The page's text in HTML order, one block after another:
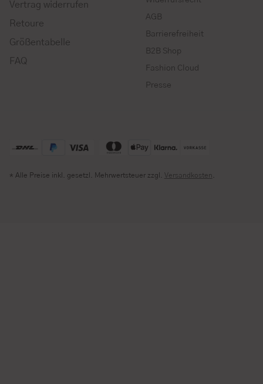
Vertrag widerrufen
Retoure
Größentabelle
FAQ
AGB
Barrierefreiheit
B2B Shop
Fashion Cloud
Presse
* Alle Preise inkl. gesetzl. Mehrwertsteuer zzgl. Versandkosten